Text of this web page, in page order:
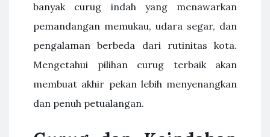
banyak curug indah yang menawarkan
pemandangan memukau, udara segar, dan
pengalaman berbeda dari rutinitas kota.
Mengetahui pilihan curug terbaik akan
membuat akhir pekan lebih menyenangkan
dan penuh petualangan.